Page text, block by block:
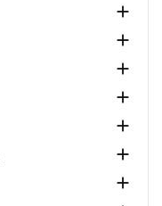






